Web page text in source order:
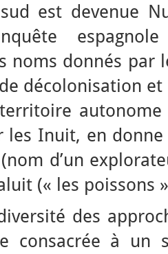
est devenue
noms donnés
décolonisation
autonome
les Inuit, en
d’un
(« les poissons
des
consacrée à un